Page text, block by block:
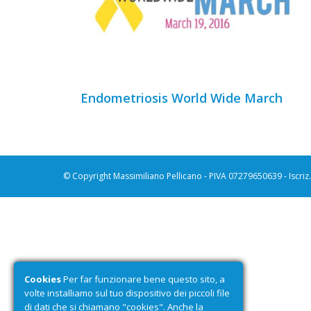
Endometriosis World Wide March
© Copyright Massimiliano Pellicano - PIVA 07279650639 -
CookiesPer far funzionare bene questo sito, a
volte installiamo sul tuo dispositivo dei piccoli file
di dati che si chiamano "cookies". Anche la